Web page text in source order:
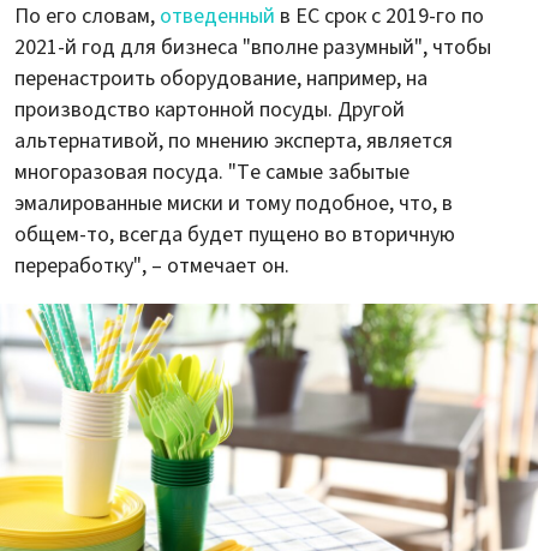
По его словам, отведенный в ЕС срок с 2019-го по
2021-й год для бизнеса "вполне разумный", чтобы
перенастроить оборудование, например, на
производство картонной посуды. Другой
альтернативой, по мнению эксперта, является
многоразовая посуда. "Те самые забытые
эмалированные миски и тому подобное, что, в
общем-то, всегда будет пущено во вторичную
переработку", – отмечает он.